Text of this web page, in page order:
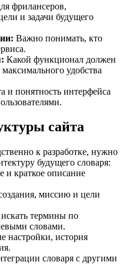
фрилансеров,
и задачи будущего
Важно понимать, кто
Какой функционал должен
удобства
и понятность интерфейса
сайта
к разработке, нужно
будущего словаря:
и краткое описание
миссию и цели
термины по
словами.
настройки, история
словаря с другими